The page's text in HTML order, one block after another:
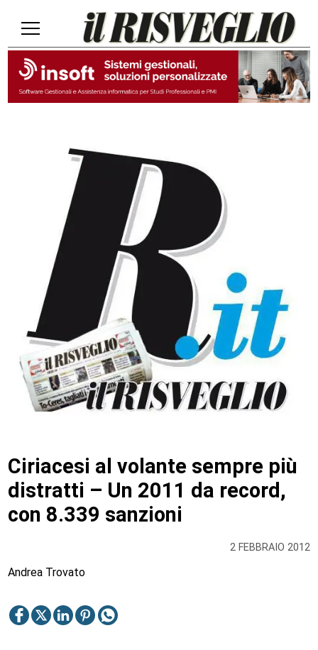
2 FEBBRAIO 2012
Ciriacesi al volante sempre più
distratti – Un 2011 da record,
con 8.339 sanzioni
Andrea Trovato